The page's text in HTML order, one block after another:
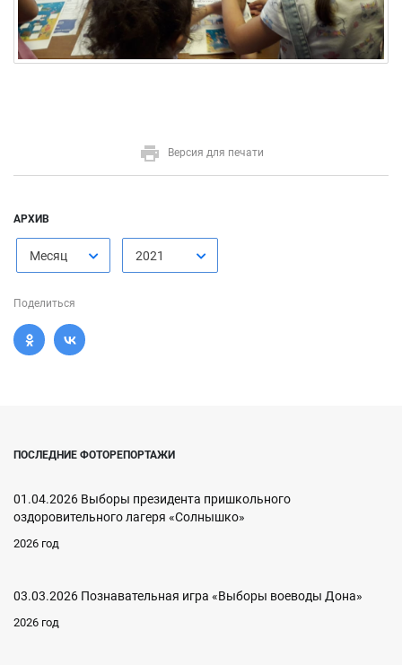
Версия для печати
АРХИВ
Месяц 2021
Поделиться
ПОСЛЕДНИЕ ФОТОРЕПОРТАЖИ
01.04.2026 Выборы президента пришкольного
оздоровительного лагеря «Солнышко»
2026 год
03.03.2026 Познавательная игра «Выборы воеводы Дона»
2026 год